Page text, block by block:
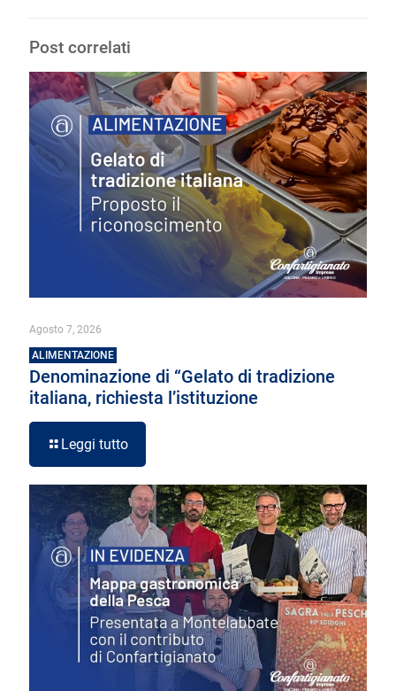
Post correlati
Agosto 7, 2026
ALIMENTAZIONE
Denominazione di “Gelato di tradizione
italiana, richiesta l’istituzione
Leggi tutto